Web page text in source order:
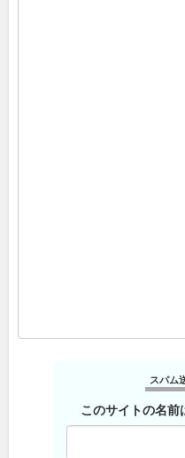
スパム
このサイトの名前